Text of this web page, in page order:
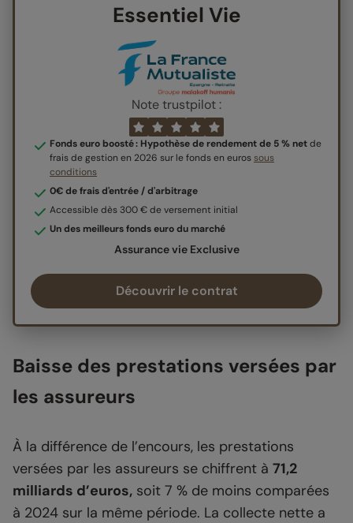
Essentiel Vie
Note trustpilot :
Fonds euro boosté : Hypothèse de rendement de 5 % netde
frais de gestion en 2026 sur le fonds en eurossous
conditions
0€ de frais d'entrée / d'arbitrage
Accessible dès 300 € de versement initial
Un des meilleurs fonds euro du marché
Assurance vie Exclusive
Découvrir le contrat
Baisse des prestations versées par
les assureurs
À la différence de l’encours, les prestations
versées par les assureurs se chiffrent à 71,2
milliards d’euros, soit 7 % de moins comparées
à 2024 sur la même période. La collecte nette a